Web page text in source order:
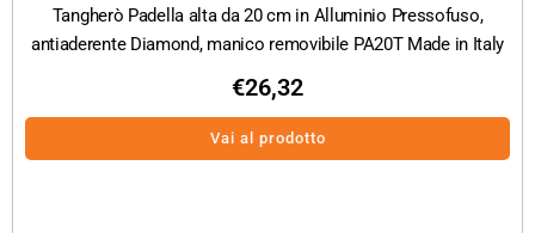
Tangherò Padella alta da 20 cm in Alluminio Pressofuso,
antiaderente Diamond, manico removibile PA20T Made in Italy
€26,32
Vai al prodotto